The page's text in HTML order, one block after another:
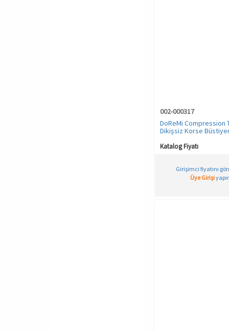
002-000317
DoReMi Compression
Dikişsiz Korse
Katalog Fiyatı
Girişimci fiyatını
Üye Girişi